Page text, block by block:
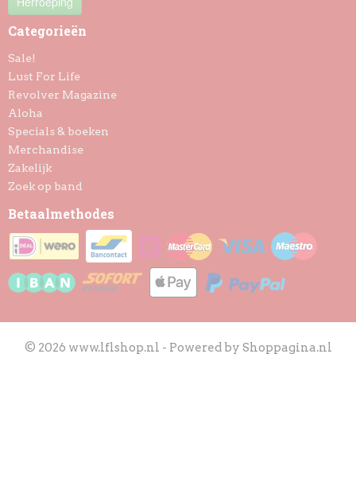
Categorieën
Sale!
Lust For Life
Revolver Magazine
Aloha
Specials & boeken
Merchandise
Zakelijk
Zoek op band
Betaalmethodes
© 2026 www.lflshop.nl - Powered by Shoppagina.nl